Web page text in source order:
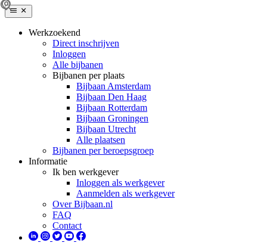
Werkzoekend
Direct inschrijven
Inloggen
Alle bijbanen
Bijbanen per plaats
Bijbaan Amsterdam
Bijbaan Den Haag
Bijbaan Rotterdam
Bijbaan Groningen
Bijbaan Utrecht
Alle plaatsen
Bijbanen per beroepsgroep
Informatie
Ik ben werkgever
Inloggen als werkgever
Aanmelden als werkgever
Over Bijbaan.nl
FAQ
Contact